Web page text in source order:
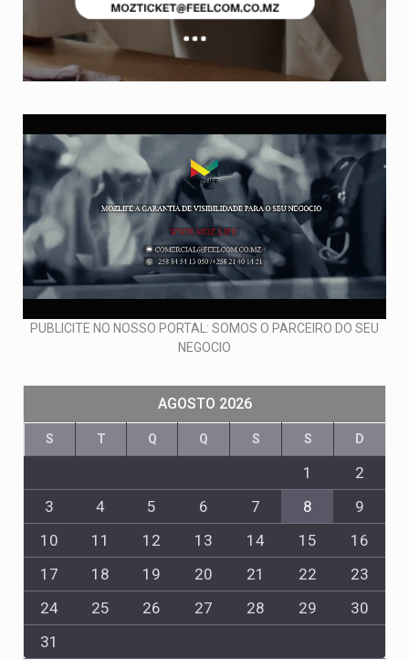
PUBLICITE NO NOSSO PORTAL: SOMOS O PARCEIRO DO SEU
NEGOCIO
AGOSTO 2026
S T Q Q S S D
1
2
3
4 5 6 7 8
9
10
11 12 13 14 15
16
17
18 19 20 21 22
23
24
25 26 27 28 29
30
31